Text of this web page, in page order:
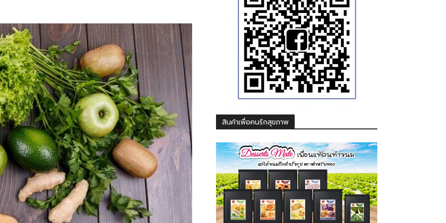
สินค้าเพื่อคนรักสุขภาพ